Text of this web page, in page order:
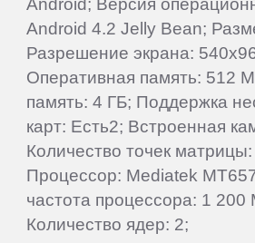
Android; Версия
Android 4.2 Jelly Bean;
Разрешение экрана:
Оперативная память: 512
память: 4 ГБ; Поддержка
карт: Есть2; Встроенная
Количество точек
Процессор: Mediatek
частота процессора: 1 200
Количество ядер: 2;